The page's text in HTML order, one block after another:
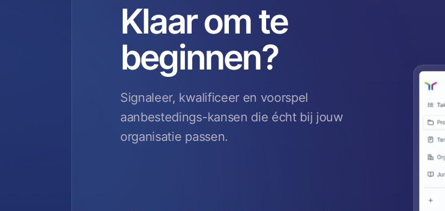
Klaar om te
beginnen?
Signaleer, kwalificeer en voorspel
aanbestedings-kansen die écht bij jouw
organisatie passen.